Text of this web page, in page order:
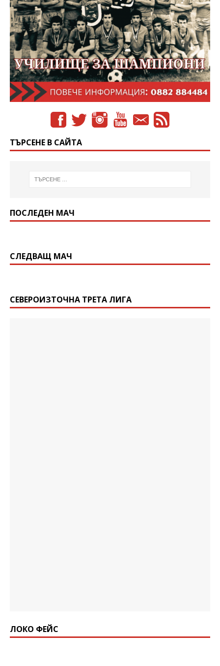
ТЪРСЕНЕ В САЙТА
ПОСЛЕДЕН МАЧ
СЛЕДВАЩ МАЧ
СЕВЕРОИЗТОЧНА ТРЕТА ЛИГА
ЛОКО ФЕЙС